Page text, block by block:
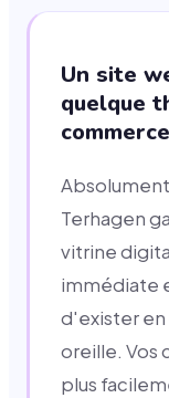
Un site
quelque
Terhagen
vitrine
immédiate
d'exister
oreille. Vos
plus